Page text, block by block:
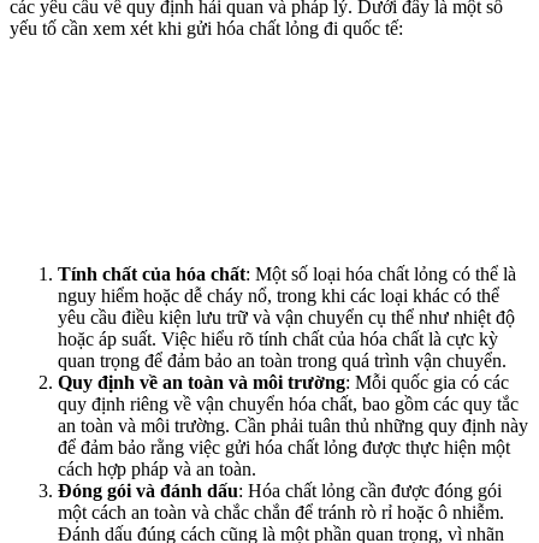
các yêu cầu về quy định hải quan và pháp lý. Dưới đây là một số
yếu tố cần xem xét khi gửi hóa chất lỏng đi quốc tế:
Tính chất của hóa chất: Một số loại hóa chất lỏng có thể là
nguy hiểm hoặc dễ cháy nổ, trong khi các loại khác có thể
yêu cầu điều kiện lưu trữ và vận chuyển cụ thể như nhiệt độ
hoặc áp suất. Việc hiểu rõ tính chất của hóa chất là cực kỳ
quan trọng để đảm bảo an toàn trong quá trình vận chuyển.
Quy định về an toàn và môi trường: Mỗi quốc gia có các
quy định riêng về vận chuyển hóa chất, bao gồm các quy tắc
an toàn và môi trường. Cần phải tuân thủ những quy định này
để đảm bảo rằng việc gửi hóa chất lỏng được thực hiện một
cách hợp pháp và an toàn.
Đóng gói và đánh dấu: Hóa chất lỏng cần được đóng gói
một cách an toàn và chắc chắn để tránh rò rỉ hoặc ô nhiễm.
Đánh dấu đúng cách cũng là một phần quan trọng, vì nhãn